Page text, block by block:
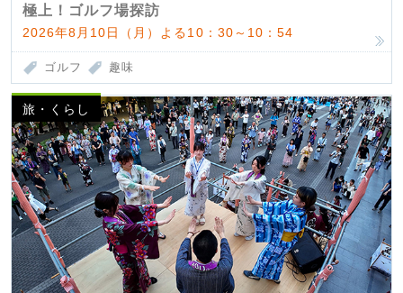
極上！ゴルフ場探訪
2026年8月10日（月）よる10：30～10：54
ゴルフ 趣味
旅・くらし